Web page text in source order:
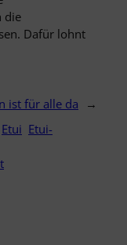
die
Dafür lohnt
ist für alle da
→
Etui Etui-